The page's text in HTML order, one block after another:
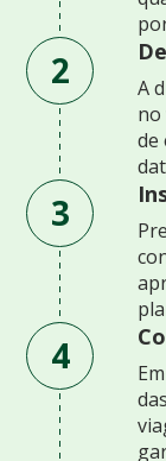
2
A
no
de
3
4